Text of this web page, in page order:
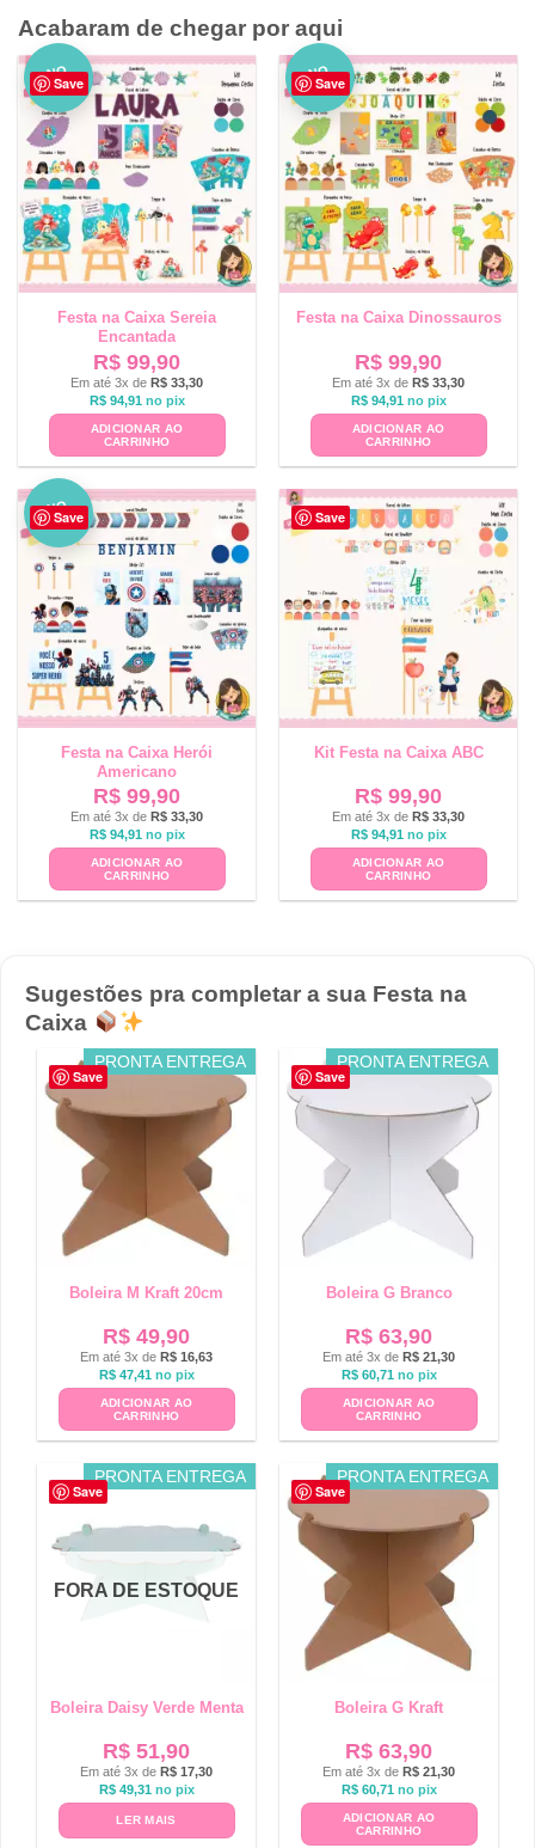
Acabaram de chegar por aqui
Save
NO
VO
Festa na Caixa Sereia
Encantada
R$ 99,90
Em até 3x de R$ 33,30
R$94,91 no pix
ADICIONAR AO
CARRINHO
Save
NO
VO
Festa na Caixa Dinossauros
R$ 99,90
Em até 3x de R$ 33,30
R$94,91 no pix
ADICIONAR AO
CARRINHO
Save
NO
VO
Festa na Caixa Herói
Americano
R$ 99,90
Em até 3x de R$ 33,30
R$94,91 no pix
ADICIONAR AO
CARRINHO
Save
Kit Festa na Caixa ABC
R$ 99,90
Em até 3x de R$ 33,30
R$94,91 no pix
ADICIONAR AO
CARRINHO
Sugestões pra completar a sua Festa na
Caixa
Save
PRONTA ENTREGA
Boleira M Kraft 20cm
R$ 49,90
Em até 3x de R$ 16,63
R$47,41 no pix
ADICIONAR AO
CARRINHO
Save
PRONTA ENTREGA
Boleira G Branco
R$ 63,90
Em até 3x de R$ 21,30
R$60,71 no pix
ADICIONAR AO
CARRINHO
Save
PRONTA ENTREGA
FORA DE ESTOQUE
Boleira Daisy Verde Menta
R$ 51,90
Em até 3x de R$ 17,30
R$49,31 no pix
LER MAIS
Save
PRONTA ENTREGA
Boleira G Kraft
R$ 63,90
Em até 3x de R$ 21,30
R$60,71 no pix
ADICIONAR AO
CARRINHO